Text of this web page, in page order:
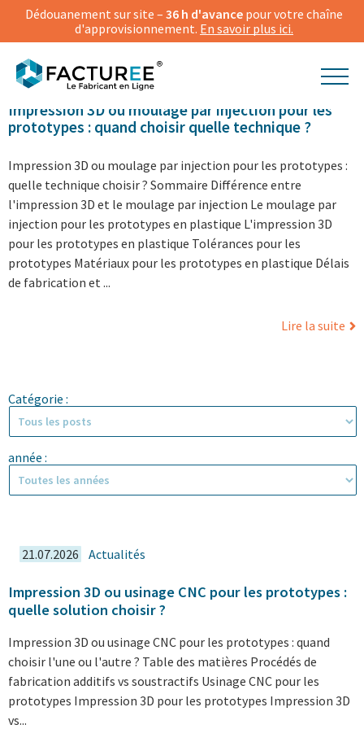
Dédouanement sur site – 36 h d'avance pour votre chaîne
d'approvisionnement. En savoir plus ici.
27.07.2026 Actualités
Impression 3D ou moulage par injection pour les
prototypes : quand choisir quelle technique ?
Impression 3D ou moulage par injection pour les prototypes :
quelle technique choisir ? Sommaire Différence entre
l'impression 3D et le moulage par injection Le moulage par
injection pour les prototypes en plastique L'impression 3D
pour les prototypes en plastique Tolérances pour les
prototypes Matériaux pour les prototypes en plastique Délais
de fabrication et ...
Lire la suite
Catégorie :
année :
21.07.2026 Actualités
Impression 3D ou usinage CNC pour les prototypes :
quelle solution choisir ?
Impression 3D ou usinage CNC pour les prototypes : quand
choisir l'une ou l'autre ? Table des matières Procédés de
fabrication additifs vs soustractifs Usinage CNC pour les
prototypes Impression 3D pour les prototypes Impression 3D
vs...